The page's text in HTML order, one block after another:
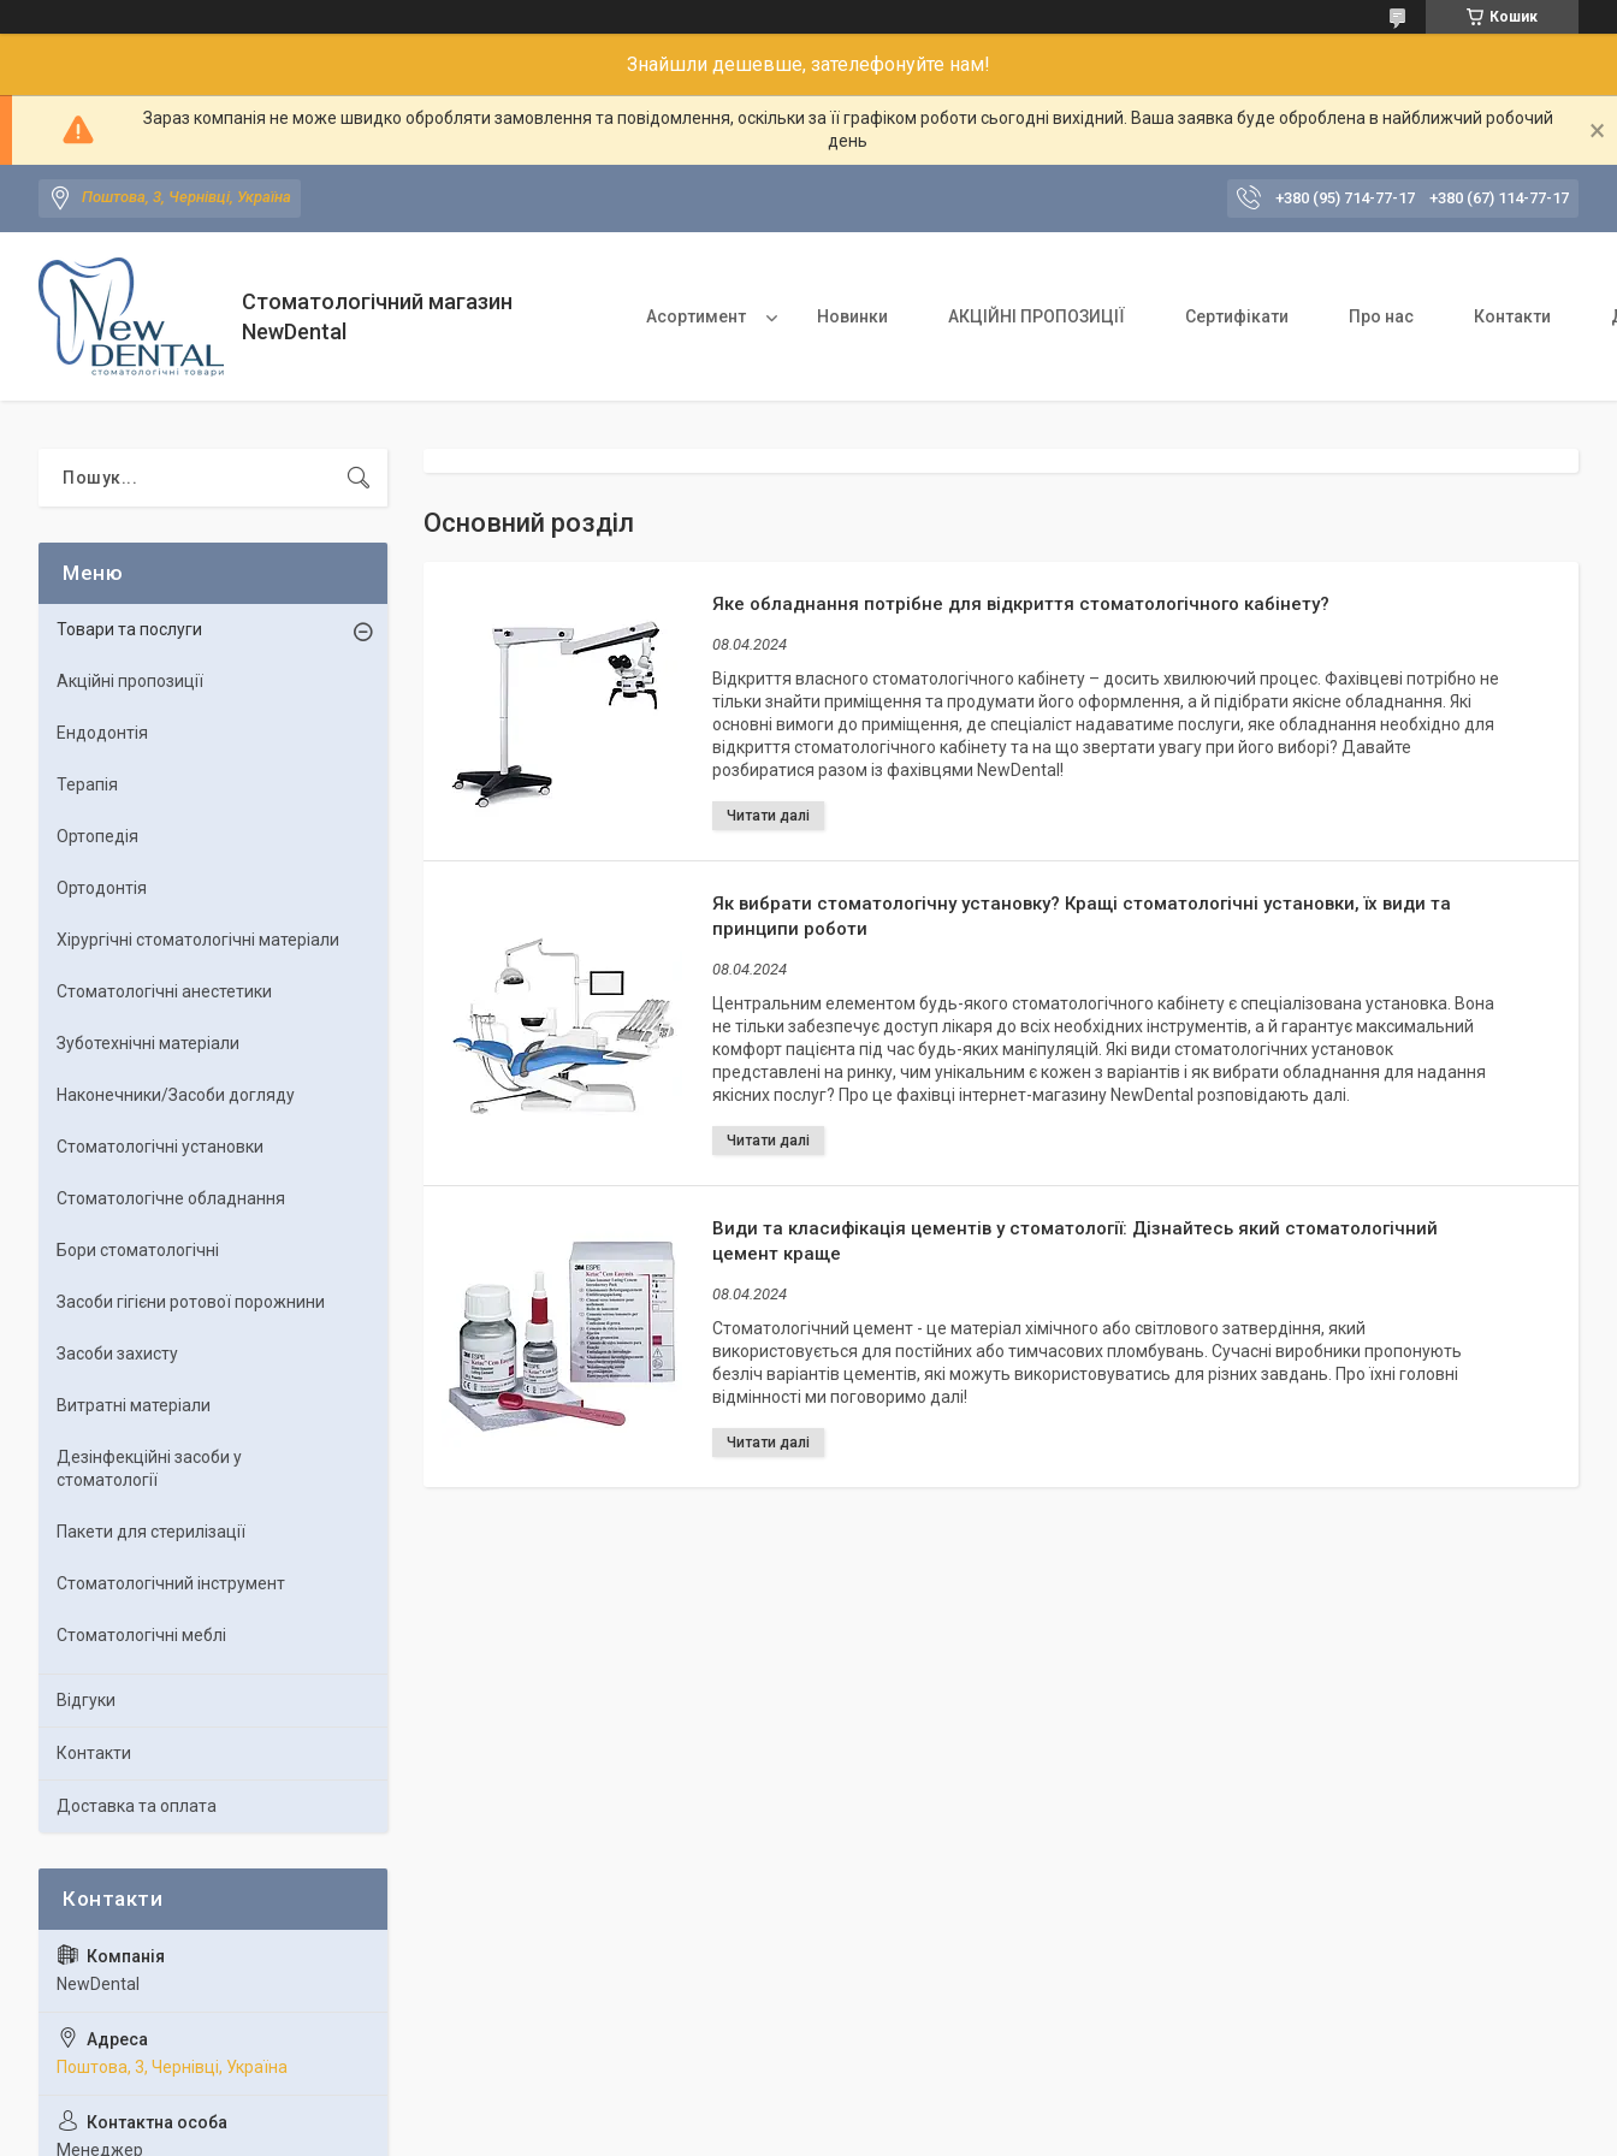
Кошик
Знайшли дешевше, зателефонуйте нам!
Зараз компанія не може швидко обробляти замовлення та повідомлення, оскільки за її графіком роботи сьогодні вихідний. Ваша заявка буде оброблена в найближчий робочий
день
Поштова, 3, Чернівці, Україна +380 (95) 714-77-17 +380 (67) 114-77-17
Стоматологічний магазин
NewDental
Асортимент Новинки АКЦІЙНІ ПРОПОЗИЦІЇ Сертифікати Про нас Контакти
Основний розділ
Яке обладнання потрібне для відкриття стоматологічного кабінету?
08.04.2024
Відкриття власного стоматологічного кабінету – досить хвилюючий процес. Фахівцеві потрібно не
тільки знайти приміщення та продумати його оформлення, а й підібрати якісне обладнання. Які
основні вимоги до приміщення, де спеціаліст надаватиме послуги, яке обладнання необхідно для
відкриття стоматологічного кабінету та на що звертати увагу при його виборі? Давайте
розбиратися разом із фахівцями NewDental!
Як вибрати стоматологічну установку? Кращі стоматологічні установки, їх види та
принципи роботи
08.04.2024
Центральним елементом будь-якого стоматологічного кабінету є спеціалізована установка. Вона
не тільки забезпечує доступ лікаря до всіх необхідних інструментів, а й гарантує максимальний
комфорт пацієнта під час будь-яких маніпуляцій. Які види стоматологічних установок
представлені на ринку, чим унікальним є кожен з варіантів і як вибрати обладнання для надання
якісних послуг? Про це фахівці інтернет-магазину NewDental розповідають далі.
Види та класифікація цементів у стоматології: Дізнайтесь який стоматологічний
цемент краще
08.04.2024
Стоматологічний цемент - це матеріал хімічного або світлового затвердіння, який
використовується для постійних або тимчасових пломбувань. Сучасні виробники пропонують
безліч варіантів цементів, які можуть використовуватись для різних завдань. Про їхні головні
відмінності ми поговоримо далі!
Товари та послуги
Акційні пропозиції
Ендодонтія
Терапія
Ортопедія
Ортодонтія
Хірургічні стоматологічні матеріали
Стоматологічні анестетики
Зуботехнічні матеріали
Наконечники/Засоби догляду
Стоматологічні установки
Стоматологічне обладнання
Бори стоматологічні
Засоби гігієни ротової порожнини
Засоби захисту
Витратні матеріали
Дезінфекційні засоби у
стоматології
Пакети для стерилізації
Стоматологічний інструмент
Стоматологічні меблі
Відгуки
Контакти
Доставка та оплата
NewDental
Поштова, 3, Чернівці, Україна
Менеджер